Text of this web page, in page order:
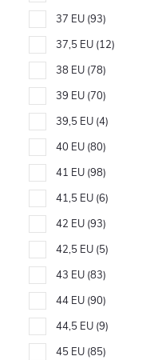
37 EU 93
37,5 EU 12
38 EU 78
39 EU 70
39,5 EU 4
40 EU 80
41 EU 98
41,5 EU 6
42 EU 93
42,5 EU 5
43 EU 83
44 EU 90
44,5 EU 9
45 EU 85